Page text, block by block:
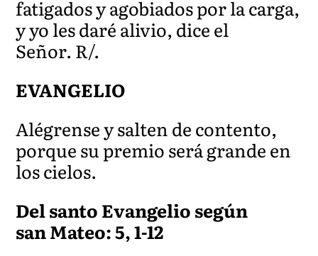
fatigados y agobiados por la carga,
y yo les daré alivio, dice el
Señor. R/.
EVANGELIO
Alégrense y salten de contento,
porque su premio será grande en
los cielos.
Del santo Evangelio según
san Mateo: 5, 1-12